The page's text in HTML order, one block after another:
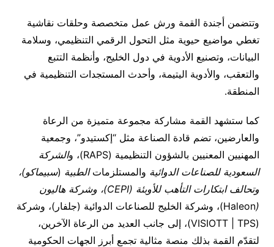
وتتضمن أجندة القمة ورش عمل متخصصة وحلقات نقاشية
تغطي مواضيع حيوية مثل التحول الرقمي التنظيمي، وسلامة
البيانات، وتصنيع الأدوية في دول الخليج، وأنظمة التتبع
والتعقب، والأدوية اليتيمة، وأحدث المستجدات التنظيمية في
المنطقة.
كما ستشهد القمة مشاركة مجموعة متميزة من الرعاة
والعارضين، تضم قادة الصناعة مثل “إكستيدو”، وجمعية
المهنيين المعنيين بالشؤون التنظيمية (RAPS)، و
الشركة
السعودية للصناعات الدوائية والمستلزماتالطبية (سبيماكو)،
وتحالف ابتكارات التأهب للأوبئة (CEPI)، وشركة هاليون
(
Haleon)، وشركة الخليج للصناعات الدوائية (جلفار)، وشركة
(VISIOTT | TPS)، إلى جانب العديد من الرعاة الآخرين،
لتقدّم القمة بذلك منصة مثالية تجمع أبرز الجهات الحكومية